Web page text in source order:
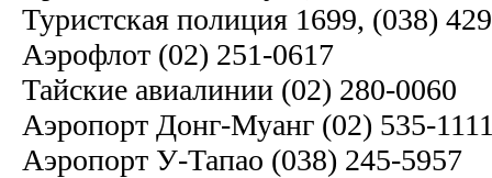
Туристская полиция 1699, (038)
Аэрофлот (02) 251-0617
Тайские авиалинии (02) 280-0060
Аэропорт Донг-Муанг (02) 535-
Аэропорт У-Тапао (038) 245-5957